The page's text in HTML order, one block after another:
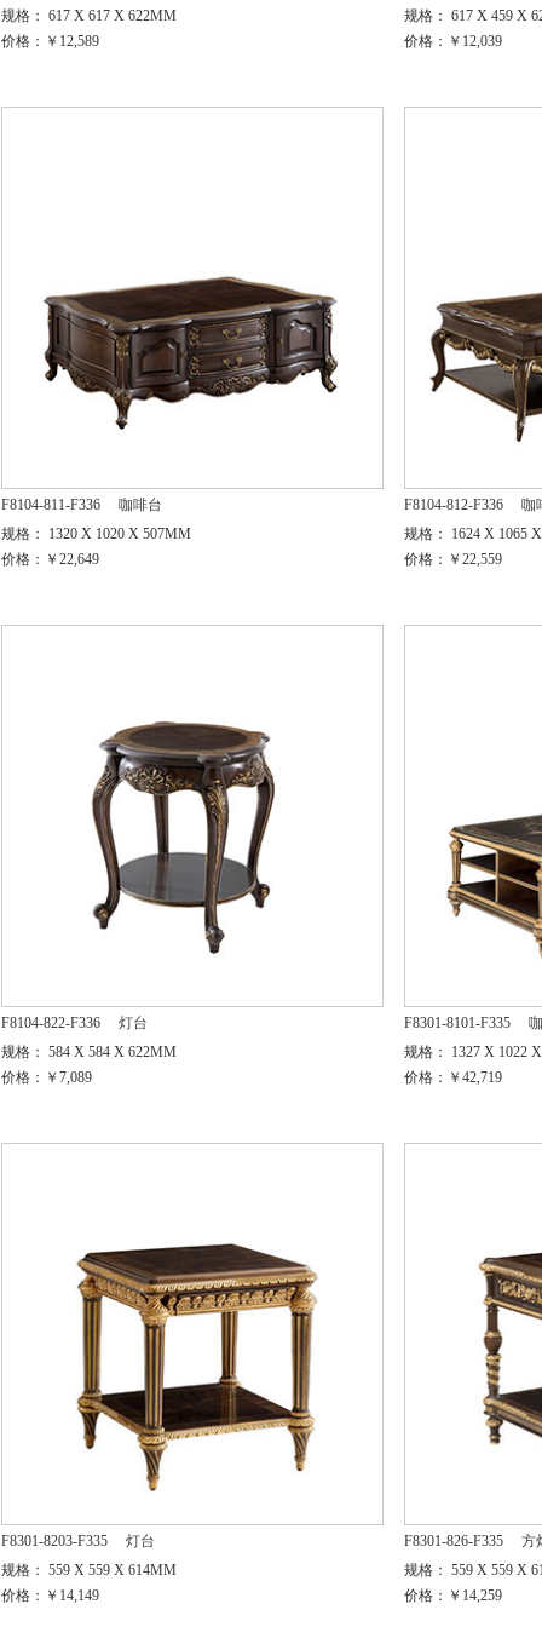
规格： 617 X 617 X 622MM
价格：￥12,589
规格： 617 X 459 X
价格：￥12,039
F8104-811-F336
咖啡台
规格： 1320 X 1020 X 507MM
价格：￥22,649
F8104-812-F336
咖
规格： 1624 X 1065
价格：￥22,559
F8104-822-F336
灯台
规格： 584 X 584 X 622MM
价格：￥7,089
F8301-8101-F335
规格： 1327 X 1022
价格：￥42,719
F8301-8203-F335
灯台
规格： 559 X 559 X 614MM
价格：￥14,149
F8301-826-F335
方
规格： 559 X 559 X
价格：￥14,259